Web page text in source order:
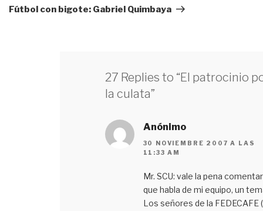
Post
Fútbol con bigote: Gabriel Quimbaya
27 Replies to “El patrocinio
la culata”
Anónimo
30 NOVIEMBRE 2007 A LAS
11:33 AM
Mr. SCU: vale la pena
que habla de mi equipo, un
Los señores de la FEDECAFE